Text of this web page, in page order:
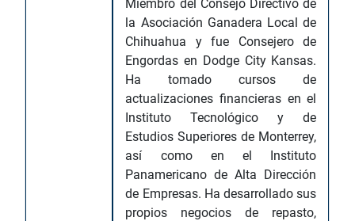
Miembro del Consejo Directivo de
la Asociación Ganadera Local de
Chihuahua y fue Consejero de
Engordas en Dodge City Kansas.
Ha tomado cursos de
actualizaciones financieras en el
Instituto Tecnológico y de
Estudios Superiores de Monterrey,
así como en el Instituto
Panamericano de Alta Dirección
de Empresas. Ha desarrollado sus
propios negocios de repasto,